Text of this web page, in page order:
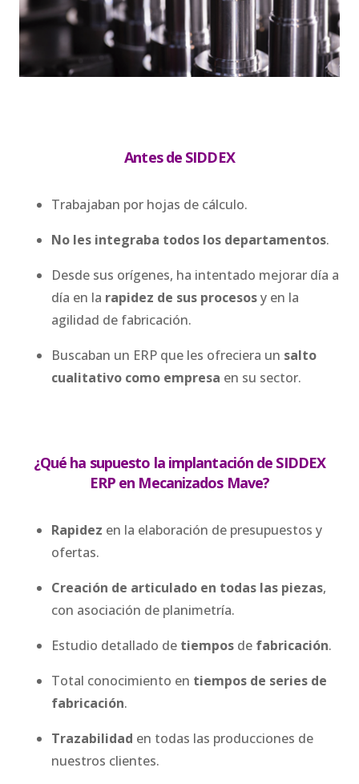
Antes de SIDDEX
Trabajaban por hojas de cálculo.
No les integraba todos los departamentos.
Desde sus orígenes, ha intentado mejorar día a
día en la rapidez de sus procesosy en la
agilidad de fabricación.
Buscaban un ERP que les ofreciera un salto
cualitativo como empresa en su sector.
¿Qué ha supuesto la implantación de SIDDEX
ERP en Mecanizados Mave?
Rapidez en la elaboración de presupuestos y
ofertas.
Creación de articulado en todas las piezas,
con asociación de planimetría.
Estudio detallado de tiempos de fabricación.
Total conocimiento en tiempos de series de
fabricación.
Trazabilidad en todas las producciones de
nuestros clientes.